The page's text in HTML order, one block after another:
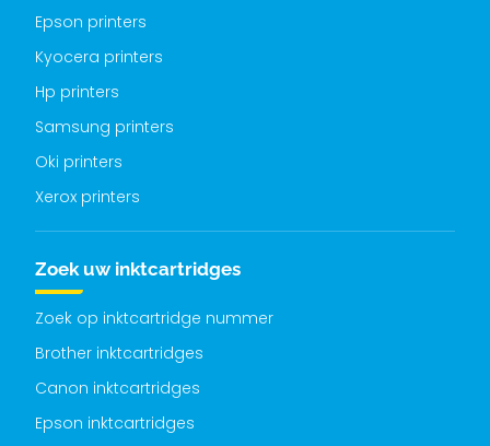
Epson printers
Kyocera printers
Hp printers
Samsung printers
Oki printers
Xerox printers
Zoek uw inktcartridges
Zoek op inktcartridge nummer
Brother inktcartridges
Canon inktcartridges
Epson inktcartridges